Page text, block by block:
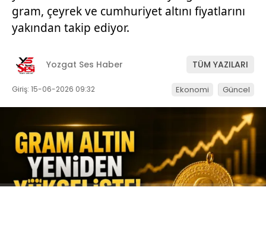
gram, çeyrek ve cumhuriyet altını fiyatlarını
yakından takip ediyor.
Yozgat Ses Haber TÜM YAZILARI
Giriş: 15-06-2026 09:32 Ekonomi Güncel